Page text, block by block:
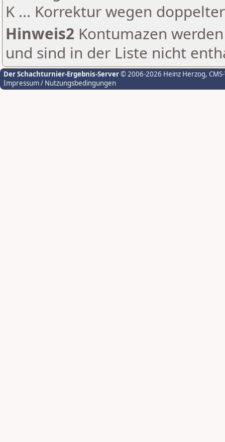
K ... Korrektur wegen
Hinweis2 Kontumazen
und sind in der Liste nicht
Der Schachturnier-Ergebnis-Server© 2006-2026 Heinz Herzog,
Impressum / Nutzungsbedingungen